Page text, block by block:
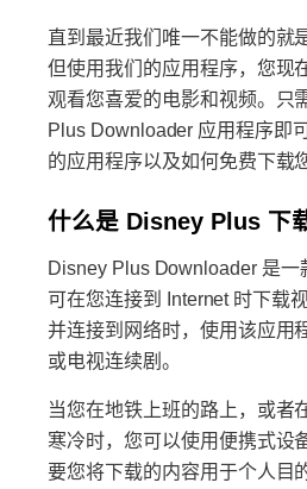
直到最近我们唯一不能做的就
但使用我们的应用程序，您现
观看您喜爱的电影和视频。只
Plus Downloader 应用程序即
的应用程序以及如何免费下载
什么是 Disney Plus 下
Disney Plus Downloader 是一
可在您连接到 Internet 时下载
并连接到网络时，使用该应用
或电视连续剧。
当您在地铁上班的路上，或者
寒冷时，您可以使用便携式设
要您将下载的内容用于个人目